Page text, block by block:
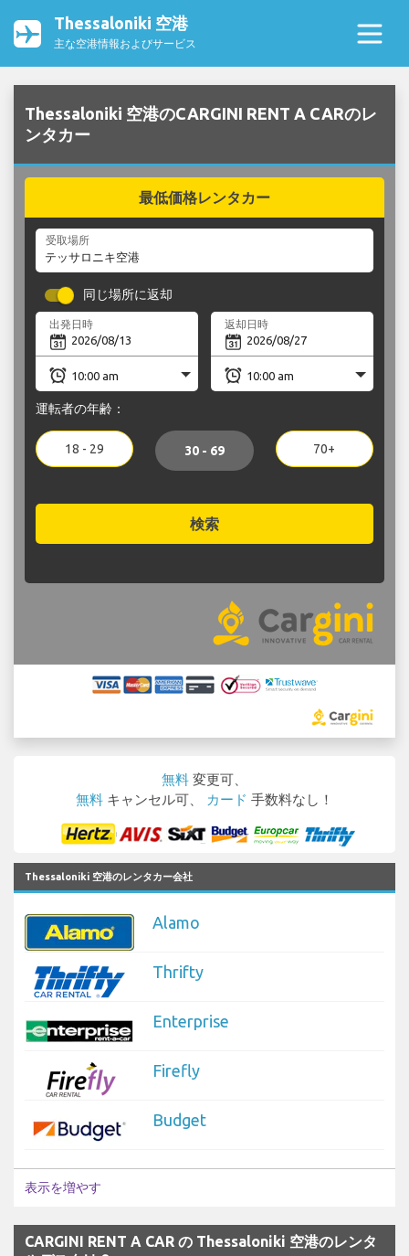
Thessaloniki 空港
主な空港情報およびサービス
Thessaloniki 空港のCARGINI RENT A CARのレ
ンタカー
最低価格レンタカー
受取場所
同じ場所に返却
出発日時 返却日時
運転者の年齢：
18 - 29 30 - 69 70+
検索
無料 変更可、
無料 キャンセル可、 カード 手数料なし！
Thessaloniki 空港のレンタカー会社
Alamo
Thrifty
Enterprise
Firefly
Budget
表示を増やす
CARGINI RENT A CAR の Thessaloniki 空港のレンタ